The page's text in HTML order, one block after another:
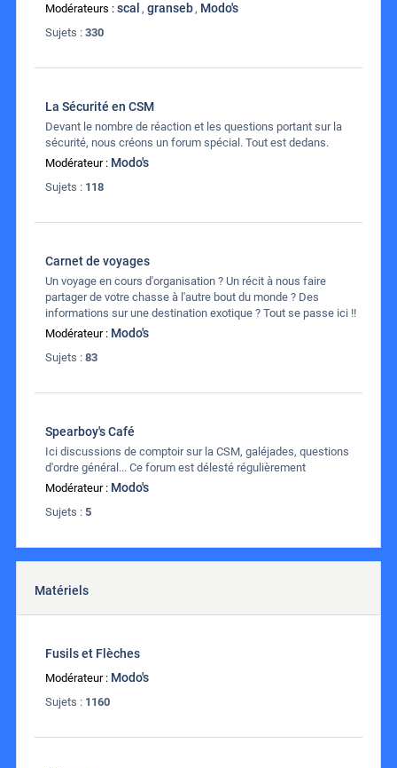
Modérateurs : scal , granseb, Modo's
Sujets : 330
La Sécurité en CSM
Devant le nombre de réaction et les questions portant sur la
sécurité, nous créons un forum spécial. Tout est dedans.
Modérateur : Modo's
Sujets : 118
Carnet de voyages
Un voyage en cours d'organisation ? Un récit à nous faire
partager de votre chasse à l'autre bout du monde ? Des
informations sur une destination exotique ? Tout se passe ici !!
Modérateur : Modo's
Sujets : 83
Spearboy's Café
Ici discussions de comptoir sur la CSM, galéjades, questions
d'ordre général... Ce forum est délesté régulièrement
Modérateur : Modo's
Sujets : 5
Matériels
Fusils et Flèches
Modérateur : Modo's
Sujets : 1160